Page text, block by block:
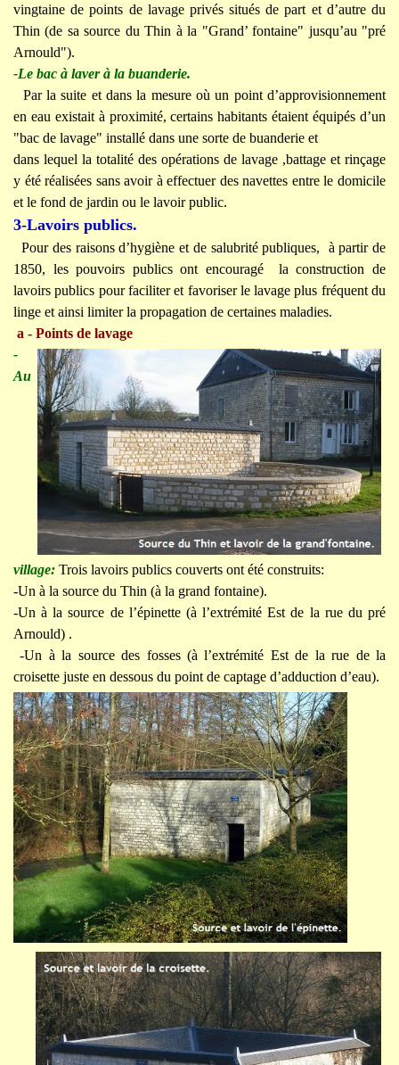
vingtaine de points de lavage privés situés de part et d’autre du
Thin (de sa source du Thin à la "Grand’ fontaine" jusqu’au "pré
Arnould").
-Le bac à laver à la buanderie.
Par la suite et dans la mesure où un point d’approvisionnement
en eau existait à proximité, certains habitants étaient équipés d’un
"bac de lavage" installé dans une sorte de buanderie et
dans lequel la totalité des opérations de lavage ,battage et rinçage
y été réalisées sans avoir à effectuer des navettes entre le domicile
et le fond de jardin ou le lavoir public.
3-Lavoirs publics.
Pour des raisons d’hygiène et de salubrité publiques, à partir de
1850, les pouvoirs publics ont encouragé la construction de
lavoirs publics pour faciliter et favoriser le lavage plus fréquent du
linge et ainsi limiter la propagation de certaines maladies.
a - Points de lavage
-
Au
village: Trois lavoirs publics couverts ont été construits:
-Un à la source du Thin (à la grand fontaine).
-Un à la source de l’épinette (à l’extrémité Est de la rue du pré
Arnould) .
-Un à la source des fosses (à l’extrémité Est de la rue de la
croisette juste en dessous du point de captage d’adduction d’eau).